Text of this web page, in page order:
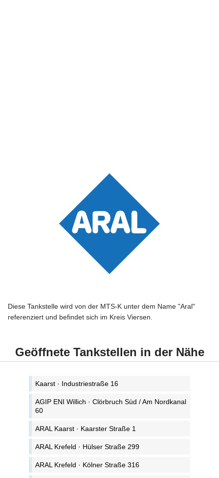
Diese Tankstelle wird von der MTS-K unter dem Name "Aral"
referenziert und befindet sich im Kreis Viersen.
Geöffnete Tankstellen in der Nähe
Kaarst · Industriestraße 16
AGIP ENI Willich · Clörbruch Süd / Am Nordkanal
60
ARAL Kaarst · Kaarster Straße 1
ARAL Krefeld · Hülser Straße 299
ARAL Krefeld · Kölner Straße 316